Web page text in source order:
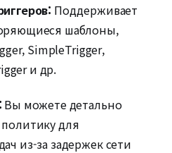
Поддерживает
шаблоны,
SimpleTrigger,
и др.
Вы можете детально
для
из-за задержек сети